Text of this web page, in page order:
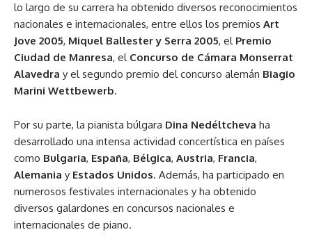
lo largo de su carrera ha obtenido diversos reconocimientos
nacionales e internacionales, entre ellos los premios Art
Jove 2005, Miquel Ballester y Serra 2005, el Premio
Ciudad de Manresa, el Concurso de Cámara Monserrat
Alavedra y el segundo premio del concurso alemán Biagio
Marini Wettbewerb.
Por su parte, la pianista búlgara Dina Nedéltcheva ha
desarrollado una intensa actividad concertística en países
como Bulgaria, España, Bélgica, Austria, Francia,
Alemania y Estados Unidos. Además, ha participado en
numerosos festivales internacionales y ha obtenido
diversos galardones en concursos nacionales e
internacionales de piano.